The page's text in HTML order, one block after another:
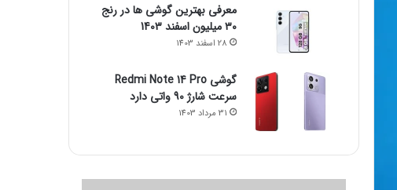
معرفی بهترین گوشی ها در رنج
۳۰ میلیون اسفند 1403
28 اسفند 1403
گوشی Redmi Note 14 Pro
سرعت شارژ 90 واتی دارد
31 مرداد 1403